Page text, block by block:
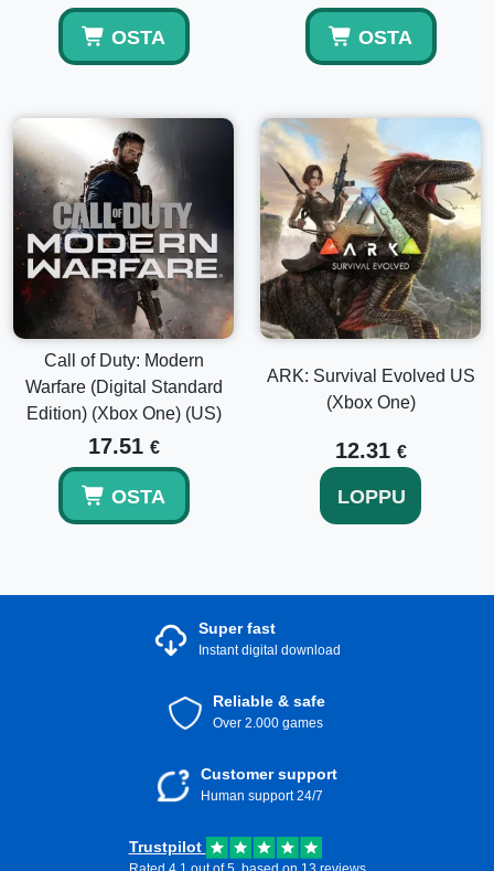
OSTA OSTA
Call of Duty: Modern
Warfare (Digital Standard
Edition) (Xbox One) (US)
17.51 €
OSTA
ARK: Survival Evolved US
(Xbox One)
12.31 €
LOPPU
Super fast
Instant digital download
Reliable & safe
Over 2.000 games
Customer support
Human support 24/7
Trustpilot